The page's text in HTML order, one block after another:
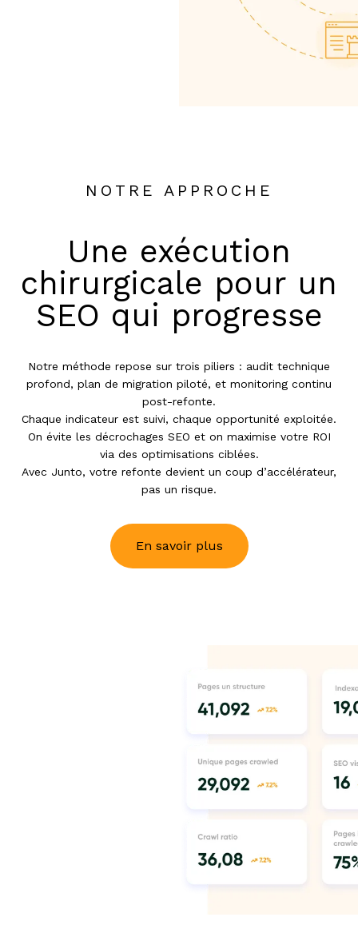
NOTRE APPROCHE
Une exécution
chirurgicale pour un
SEO qui progresse
Notre méthode repose sur trois piliers : audit technique
profond, plan de migration piloté, et monitoring continu
post-refonte.
Chaque indicateur est suivi, chaque opportunité exploitée.
On évite les décrochages SEO et on maximise votre ROI
via des optimisations ciblées.
Avec Junto, votre refonte devient un coup d’accélérateur,
pas un risque.
En savoir plus